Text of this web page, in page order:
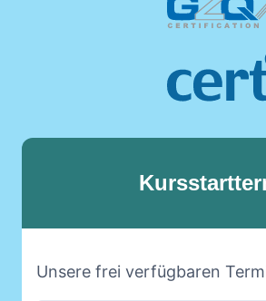
Unsere frei verfügbaren